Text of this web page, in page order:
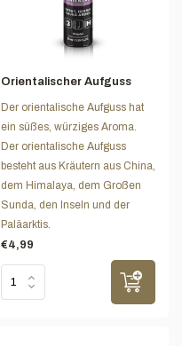
Orientalischer Aufguss
Der orientalische Aufguss hat
ein süßes, würziges Aroma.
Der orientalische Aufguss
besteht aus Kräutern aus China,
dem Himalaya, dem Großen
Sunda, den Inseln und der
Paläarktis.
€4,99